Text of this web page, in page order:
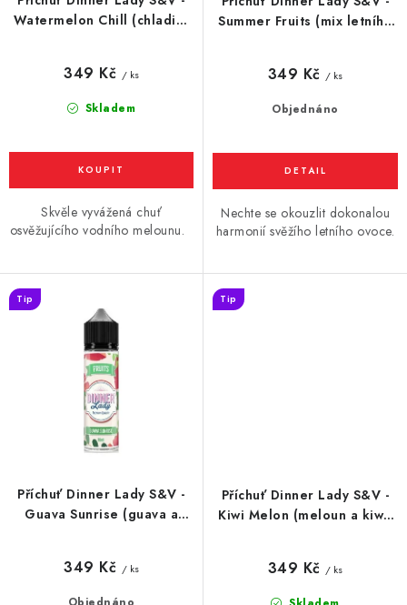
ů
Watermelon Chill (chladivý
Skladem
349 Kč / ks
Skvěle vyvážená chuť
osvěžujícího vodního melounu.
Summer Fruits (mix letního
Objednáno
349 Kč / ks
Nechte se okouzlit dokonalou
harmonií svěžího letního ovoce.
Příchuť Dinner Lady S&V -
Guava Sunrise (guava a
Tip
349 Kč / ks
Příchuť Dinner Lady S&V -
Kiwi Melon (meloun a kiwi)
Tip
349 Kč / ks